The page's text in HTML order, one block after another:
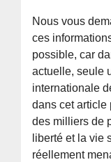
Nous vous
ces
possible, car
actuelle, seule
internationale
dans cet article
des milliers de
liberté et la vie
réellement